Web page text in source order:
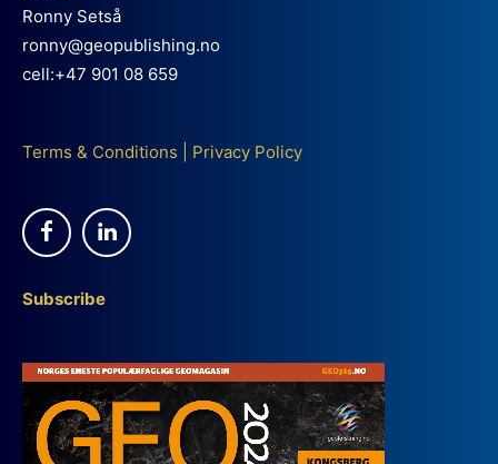
Ronny Setså
ronny@geopublishing.no
cell:+47 901 08 659
Terms & Conditions Privacy Policy
Subscribe